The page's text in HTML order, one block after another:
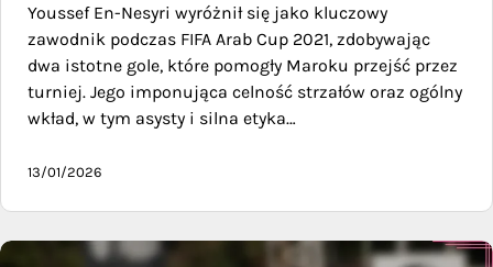
Youssef En-Nesyri wyróżnił się jako kluczowy
zawodnik podczas FIFA Arab Cup 2021, zdobywając
dwa istotne gole, które pomogły Maroku przejść przez
turniej. Jego imponująca celność strzałów oraz ogólny
wkład, w tym asysty i silna etyka…
13/01/2026